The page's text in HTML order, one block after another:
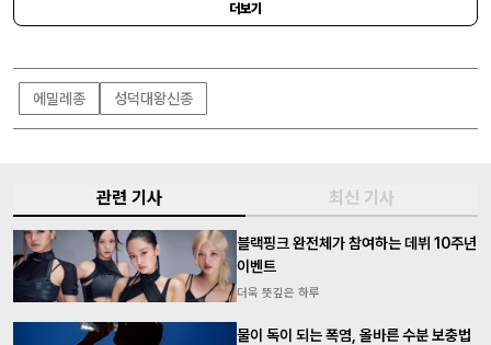
YONHAP NEWS
더보기
에밀레종 성덕대왕신종
관련 기사 최신 기사
블랙핑크 완전체가 참여하는 데뷔 10주년
이벤트
더욱 뜻깊은 하루
물이 독이 되는 폭염, 올바른 수분 보충법